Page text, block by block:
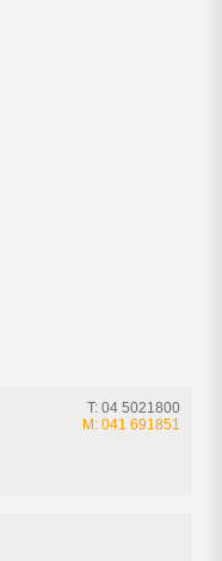
T: 04 5021800
M: 041 691851